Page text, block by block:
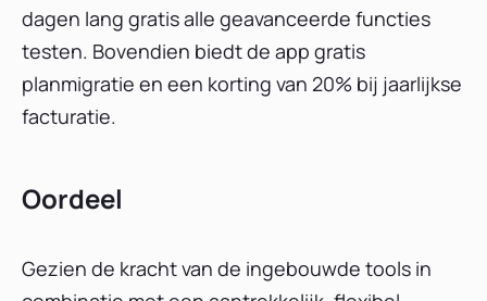
dagen lang gratis alle geavanceerde functies
testen. Bovendien biedt de app gratis
planmigratie en een korting van 20% bij jaarlijkse
facturatie.
Oordeel
Gezien de kracht van de ingebouwde tools in